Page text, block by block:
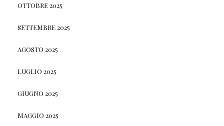
OTTOBRE 2025
SETTEMBRE 2025
AGOSTO 2025
LUGLIO 2025
GIUGNO 2025
MAGGIO 2025